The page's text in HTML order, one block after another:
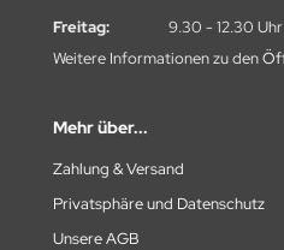
Freitag:
9.30 - 12.30
Weitere Informationen zu den
Mehr über...
Zahlung & Versand
Privatsphäre und Datenschutz
Unsere AGB